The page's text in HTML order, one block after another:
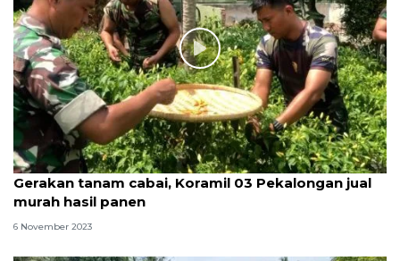
Gerakan tanam cabai, Koramil 03 Pekalongan jual
murah hasil panen
6 November 2023